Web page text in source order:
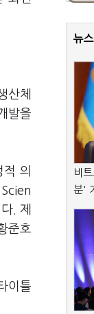
산체
발을
의
. 제
준호
이틀
뉴
비
분'